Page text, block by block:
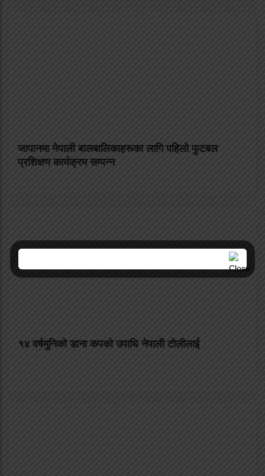
जापानमा नेपाली बालबालिकाहरूका लागि पहिलो फुटबल
प्रशिक्षण कार्यक्रम सम्पन्न
१४ वर्षमुनिको डाना कपको उपाधि नेपाली टोलीलाई